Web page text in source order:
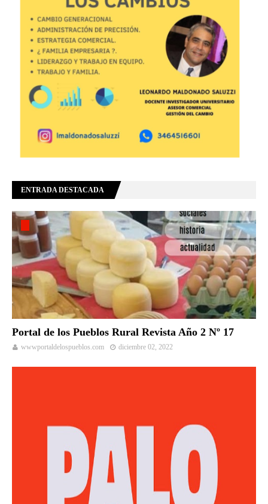
ENTRADA DESTACADA
Portal de los Pueblos Rural Revista Año 2 Nº 17
wwwportaldelospueblos.com diciembre 02, 2022